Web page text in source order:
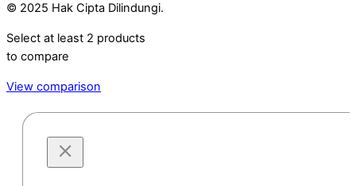
© 2025 Hak Cipta Dilindungi.
Select at least 2 products
to compare
View comparison